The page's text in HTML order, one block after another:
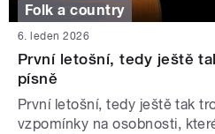
Folk a country
6. leden 2026
První letošní, tedy ještě
písně
První letošní, tedy ještě tak
vzpomínky na osobnosti,